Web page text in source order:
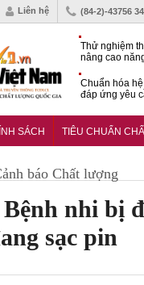
Liên hệ (84-2)-43756
Thử nghiệm
nâng cao
Chuẩn hóa
đáp ứng yêu
thuật Trung
SÁCH TIÊU CHUẨN
báo Chất lượng
nhi bị
sạc pin